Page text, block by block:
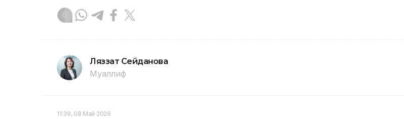
Ляззат Сейданова
Муаллиф
11:39, 08 Май 2026